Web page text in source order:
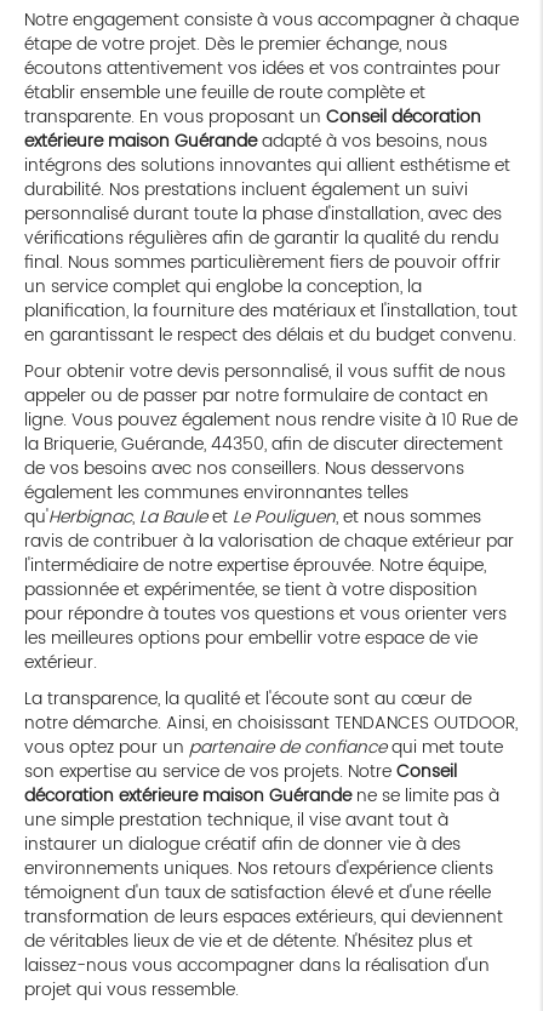
Notre engagement consiste à vous accompagner à chaque
étape de votre projet. Dès le premier échange, nous
écoutons attentivement vos idées et vos contraintes pour
établir ensemble une feuille de route complète et
transparente. En vous proposant un Conseil décoration
extérieure maison Guérandeadapté à vos besoins, nous
intégrons des solutions innovantes qui allient esthétisme et
durabilité. Nos prestations incluent également un suivi
personnalisé durant toute la phase d'installation, avec des
vérifications régulières afin de garantir la qualité du rendu
final. Nous sommes particulièrement fiers de pouvoir offrir
un service complet qui englobe la conception, la
planification, la fourniture des matériaux et l'installation, tout
en garantissant le respect des délais et du budget convenu.
Pour obtenir votre devis personnalisé, il vous suffit de nous
appeler ou de passer par notre formulaire de contact en
ligne. Vous pouvez également nous rendre visite à 10 Rue de
la Briquerie, Guérande, 44350, afin de discuter directement
de vos besoins avec nos conseillers. Nous desservons
également les communes environnantes telles
qu'Herbignac, La Bauleet Le Pouliguen, et nous sommes
ravis de contribuer à la valorisation de chaque extérieur par
l'intermédiaire de notre expertise éprouvée. Notre équipe,
passionnée et expérimentée, se tient à votre disposition
pour répondre à toutes vos questions et vous orienter vers
les meilleures options pour embellir votre espace de vie
extérieur.
La transparence, la qualité et l'écoute sont au cœur de
notre démarche. Ainsi, en choisissant TENDANCES OUTDOOR,
vous optez pour un partenaire de confiancequi met toute
son expertise au service de vos projets. NotreConseil
décoration extérieure maison Guérandene se limite pas à
une simple prestation technique, il vise avant tout à
instaurer un dialogue créatif afin de donner vie à des
environnements uniques. Nos retours d'expérience clients
témoignent d'un taux de satisfaction élevé et d'une réelle
transformation de leurs espaces extérieurs, qui deviennent
de véritables lieux de vie et de détente. N'hésitez plus et
laissez-nous vous accompagner dans la réalisation d'un
projet qui vous ressemble.